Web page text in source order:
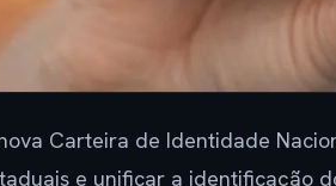
Carteira de Identidade
e unificar a identificação